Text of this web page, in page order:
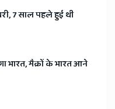
7 साल पहले हुई थी
भारत, मैक्रों के भारत आने